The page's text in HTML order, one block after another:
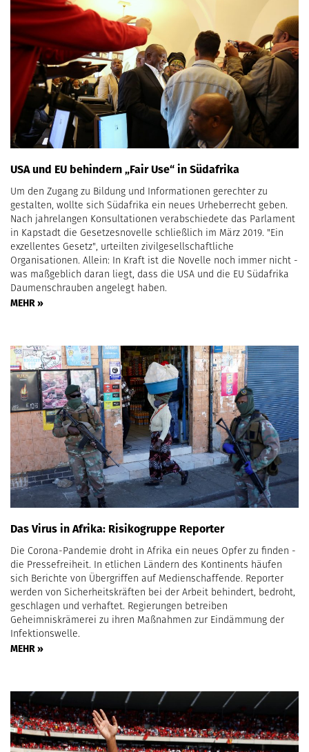
USA und EU behindern „Fair Use“ in Südafrika
Um den Zugang zu Bildung und Informationen gerechter zu
gestalten, wollte sich Südafrika ein neues Urheberrecht geben.
Nach jahrelangen Konsultationen verabschiedete das Parlament
in Kapstadt die Gesetzesnovelle schließlich im März 2019. "Ein
exzellentes Gesetz", urteilten zivilgesellschaftliche
Organisationen. Allein: In Kraft ist die Novelle noch immer nicht -
was maßgeblich daran liegt, dass die USA und die EU Südafrika
Daumenschrauben angelegt haben.
MEHR »
Das Virus in Afrika: Risikogruppe Reporter
Die Corona-Pandemie droht in Afrika ein neues Opfer zu finden -
die Pressefreiheit. In etlichen Ländern des Kontinents häufen
sich Berichte von Übergriffen auf Medienschaffende. Reporter
werden von Sicherheitskräften bei der Arbeit behindert, bedroht,
geschlagen und verhaftet. Regierungen betreiben
Geheimniskrämerei zu ihren Maßnahmen zur Eindämmung der
Infektionswelle.
MEHR »